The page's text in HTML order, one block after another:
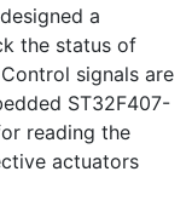
a
the status of
signals are
ST32F407-
reading the
actuators